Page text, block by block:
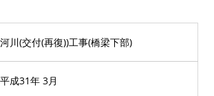
河川(交付(再復))工事(橋梁下部)
平成31年 3月